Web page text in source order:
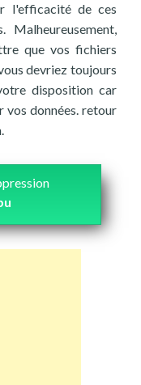
l'efficacité de ces
Malheureusement,
que vos fichiers
devriez toujours
disposition car
données. retour